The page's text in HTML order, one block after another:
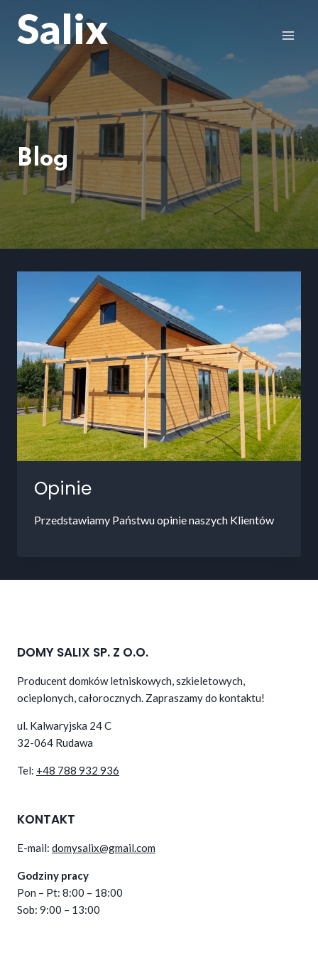
treściSalix
Blog
Opinie
Przedstawiamy Państwu opinie naszych Klientów
DOMY SALIX SP. Z O.O.
Producent domków letniskowych, szkieletowych,
ocieplonych, całorocznych. Zapraszamy do kontaktu!
ul. Kalwaryjska 24 C
32-064 Rudawa
Tel: +48 788 932 936
KONTAKT
E-mail: domysalix@gmail.com
Godziny pracy
Pon – Pt: 8:00 – 18:00
Sob: 9:00 – 13:00